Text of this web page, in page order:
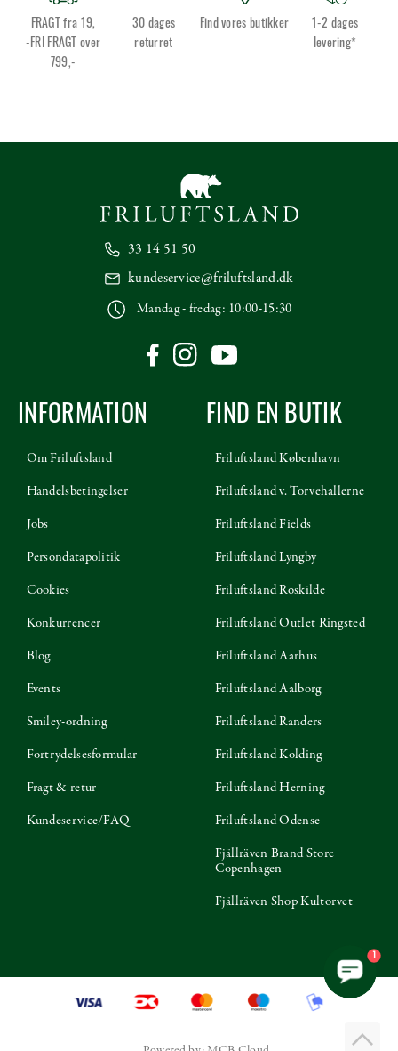
FRAGT fra 19,
-FRI FRAGT over
799,-
30 dages
returret
Find vores butikker
1-2 dages
levering*
33 14 51 50
kundeservice@friluftsland.dk
Mandag - fredag: 10:00-15:30
INFORMATION
Om Friluftsland
Handelsbetingelser
Jobs
Persondatapolitik
Cookies
Konkurrencer
Blog
Events
Smiley-ordning
Fortrydelsesformular
Fragt & retur
Kundeservice/FAQ
FIND EN BUTIK
Friluftsland København
Friluftsland v. Torvehallerne
Friluftsland Fields
Friluftsland Lyngby
Friluftsland Roskilde
Friluftsland Outlet Ringsted
Friluftsland Aarhus
Friluftsland Aalborg
Friluftsland Randers
Friluftsland Kolding
Friluftsland Herning
Friluftsland Odense
Fjällräven Brand Store
Copenhagen
Fjällräven Shop Kultorvet
1